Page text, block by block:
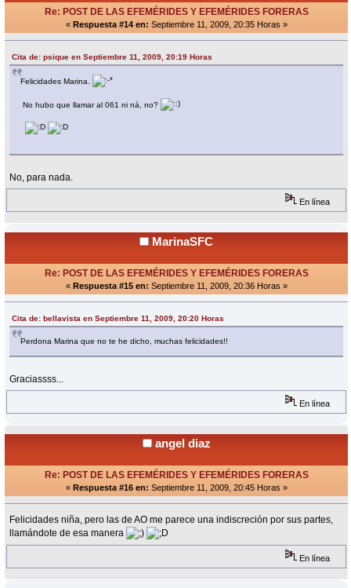
Re: POST DE LAS EFEMÉRIDES Y EFEMÉRIDES FORERAS
« Respuesta #14 en: Septiembre 11, 2009, 20:35 Horas »
Cita de: psique en Septiembre 11, 2009, 20:19 Horas
Felicidades Marina.
No hubo que llamar al 061 ni ná, no?
No, para nada.
En línea
MarinaSFC
Re: POST DE LAS EFEMÉRIDES Y EFEMÉRIDES FORERAS
« Respuesta #15 en: Septiembre 11, 2009, 20:36 Horas »
Cita de: bellavista en Septiembre 11, 2009, 20:20 Horas
Perdona Marina que no te he dicho, muchas felicidades!!
Graciassss...
En línea
angel diaz
Re: POST DE LAS EFEMÉRIDES Y EFEMÉRIDES FORERAS
« Respuesta #16 en: Septiembre 11, 2009, 20:45 Horas »
Felicidades niña, pero las de AO me parece una indiscreción por sus partes,
llamándote de esa manera
En línea